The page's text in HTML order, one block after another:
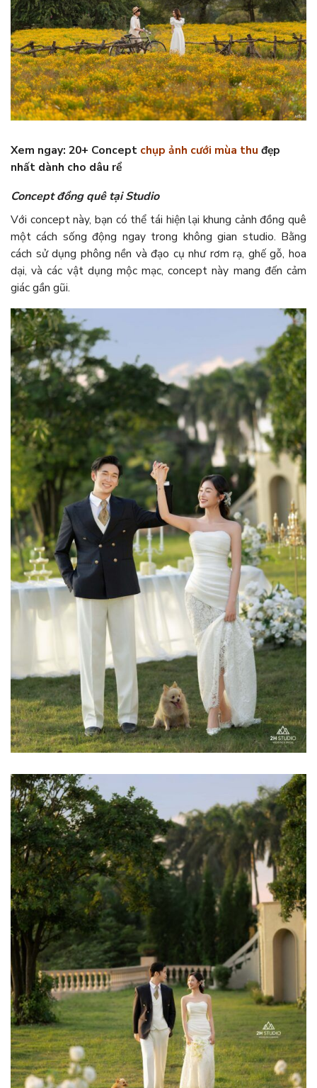
Xem ngay: 20+ Concept chụp ảnh cưới mùa thu đẹp
nhất dành cho dâu rể
Concept đồng quê tại Studio
Với concept này, bạn có thể tái hiện lại khung cảnh đồng quê
một cách sống động ngay trong không gian studio. Bằng
cách sử dụng phông nền và đạo cụ như rơm rạ, ghế gỗ, hoa
dại, và các vật dụng mộc mạc, concept này mang đến cảm
giác gần gũi.